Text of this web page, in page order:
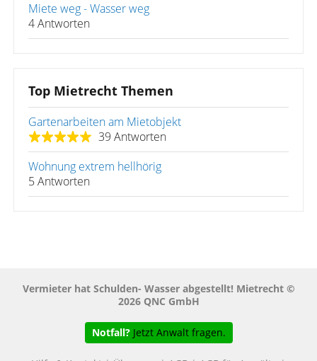
Miete weg - Wasser weg
4 Antworten
Top Mietrecht Themen
Gartenarbeiten am Mietobjekt
39 Antworten
Wohnung extrem hellhörig
5 Antworten
Vermieter hat Schulden- Wasser abgestellt! Mietrecht ©
2026 QNC GmbH
Notfall? Jetzt Anwalt fragen.